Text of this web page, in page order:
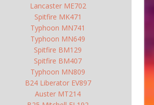
Lancaster ME702
Spitfire MK471
Typhoon MN741
Typhoon MN649
Spitfire BM129
Spitfire BM407
Typhoon MN809
B24 Liberator EV897
Auster MT214